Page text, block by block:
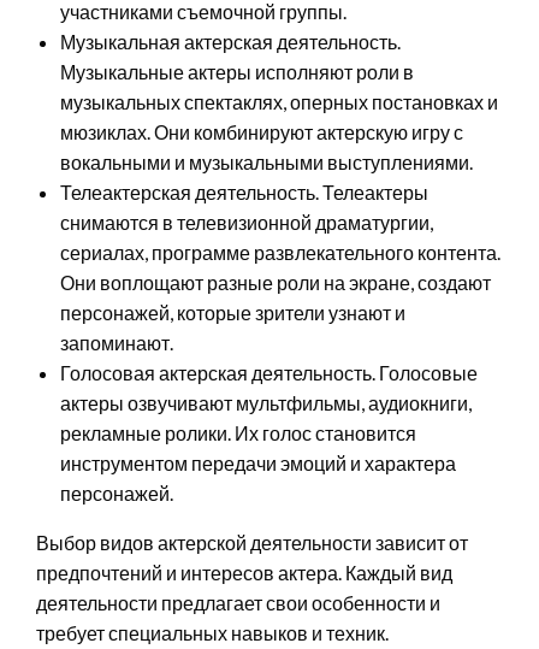
участниками съемочной группы.
Музыкальная актерская деятельность.
Музыкальные актеры исполняют роли в
музыкальных спектаклях, оперных постановках и
мюзиклах. Они комбинируют актерскую игру с
вокальными и музыкальными выступлениями.
Телеактерская деятельность. Телеактеры
снимаются в телевизионной драматургии,
сериалах, программе развлекательного контента.
Они воплощают разные роли на экране, создают
персонажей, которые зрители узнают и
запоминают.
Голосовая актерская деятельность. Голосовые
актеры озвучивают мультфильмы, аудиокниги,
рекламные ролики. Их голос становится
инструментом передачи эмоций и характера
персонажей.
Выбор видов актерской деятельности зависит от
предпочтений и интересов актера. Каждый вид
деятельности предлагает свои особенности и
требует специальных навыков и техник.